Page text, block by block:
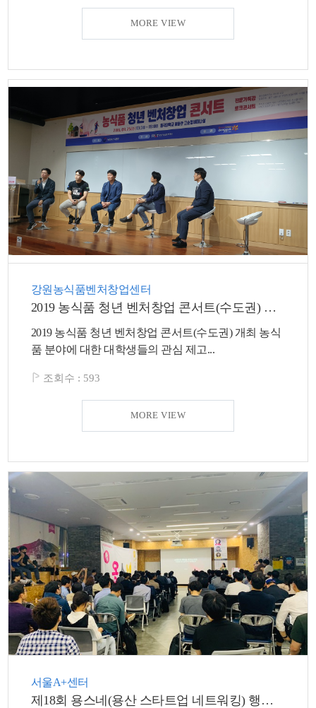
MORE VIEW
강원농식품벤처창업센터
2019 농식품 청년 벤처창업 콘서트(수도권) 개최
2019 농식품 청년 벤처창업 콘서트(수도권) 개최 농식
품 분야에 대한 대학생들의 관심 제고...
조회수 : 593
MORE VIEW
서울A+센터
제18회 용스네(용산 스타트업 네트워킹) 행사가 개최되었습니다.